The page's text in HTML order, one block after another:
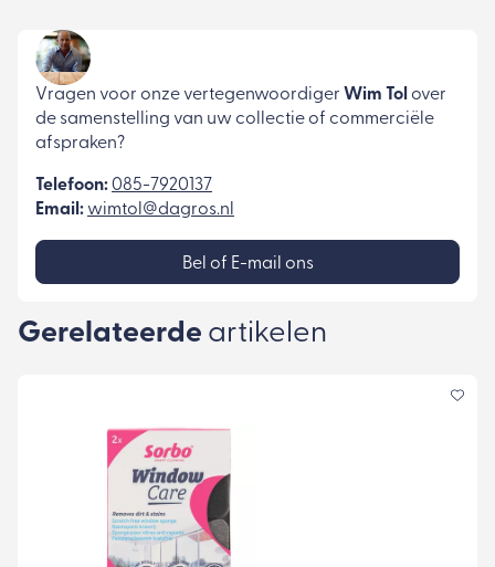
Vragen voor onze vertegenwoordiger Wim Tol over
de samenstelling van uw collectie of commerciële
afspraken?
Bel of E-mail ons
Telefoon:085-7920137
Email:wimtol@dagros.nl
Gerelateerde artikelen